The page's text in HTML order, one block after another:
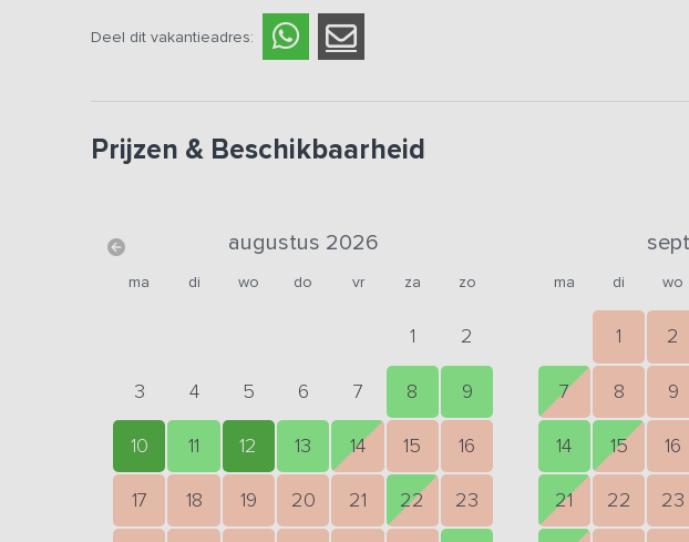
Deel dit vakantieadres:
Prijzen & Beschikbaarheid
augustus 2026
ma di wo do vr za zo
1 2
3 4 5 6 7 8 9
10 11 12 13 14 15 16
17 18 19 20 21 22 23
ma di wo
1 2
7 8 9
14 15 16
21 22 23